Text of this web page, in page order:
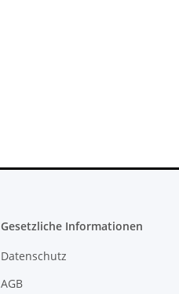
Gesetzliche Informationen
Datenschutz
AGB